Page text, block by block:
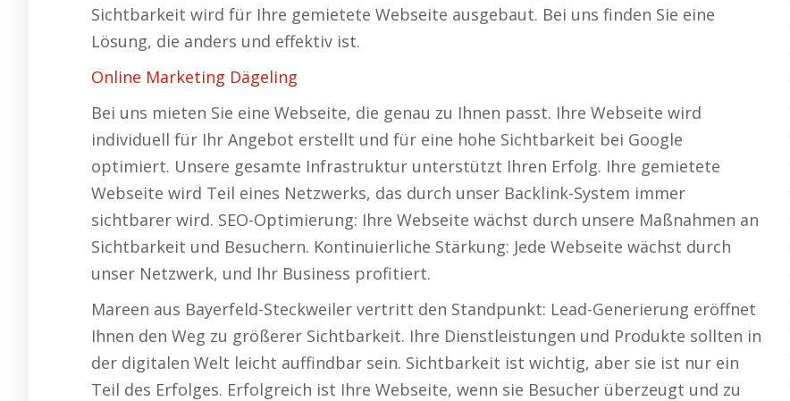
Sichtbarkeit wird für Ihre gemietete Webseite ausgebaut. Bei uns finden Sie eine
Lösung, die anders und effektiv ist.
Online Marketing Dägeling
Bei uns mieten Sie eine Webseite, die genau zu Ihnen passt. Ihre Webseite wird
individuell für Ihr Angebot erstellt und für eine hohe Sichtbarkeit bei Google
optimiert. Unsere gesamte Infrastruktur unterstützt Ihren Erfolg. Ihre gemietete
Webseite wird Teil eines Netzwerks, das durch unser Backlink-System immer
sichtbarer wird. SEO-Optimierung: Ihre Webseite wächst durch unsere Maßnahmen an
Sichtbarkeit und Besuchern. Kontinuierliche Stärkung: Jede Webseite wächst durch
unser Netzwerk, und Ihr Business profitiert.
Mareen aus Bayerfeld-Steckweiler vertritt den Standpunkt: Lead-Generierung eröffnet
Ihnen den Weg zu größerer Sichtbarkeit. Ihre Dienstleistungen und Produkte sollten in
der digitalen Welt leicht auffindbar sein. Sichtbarkeit ist wichtig, aber sie ist nur ein
Teil des Erfolges. Erfolgreich ist Ihre Webseite, wenn sie Besucher überzeugt und zu